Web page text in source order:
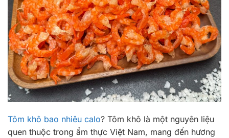
Tôm khô bao nhiêu calo? Tôm khô là một nguyên liệu
quen thuộc trong ẩm thực Việt Nam, mang đến hương